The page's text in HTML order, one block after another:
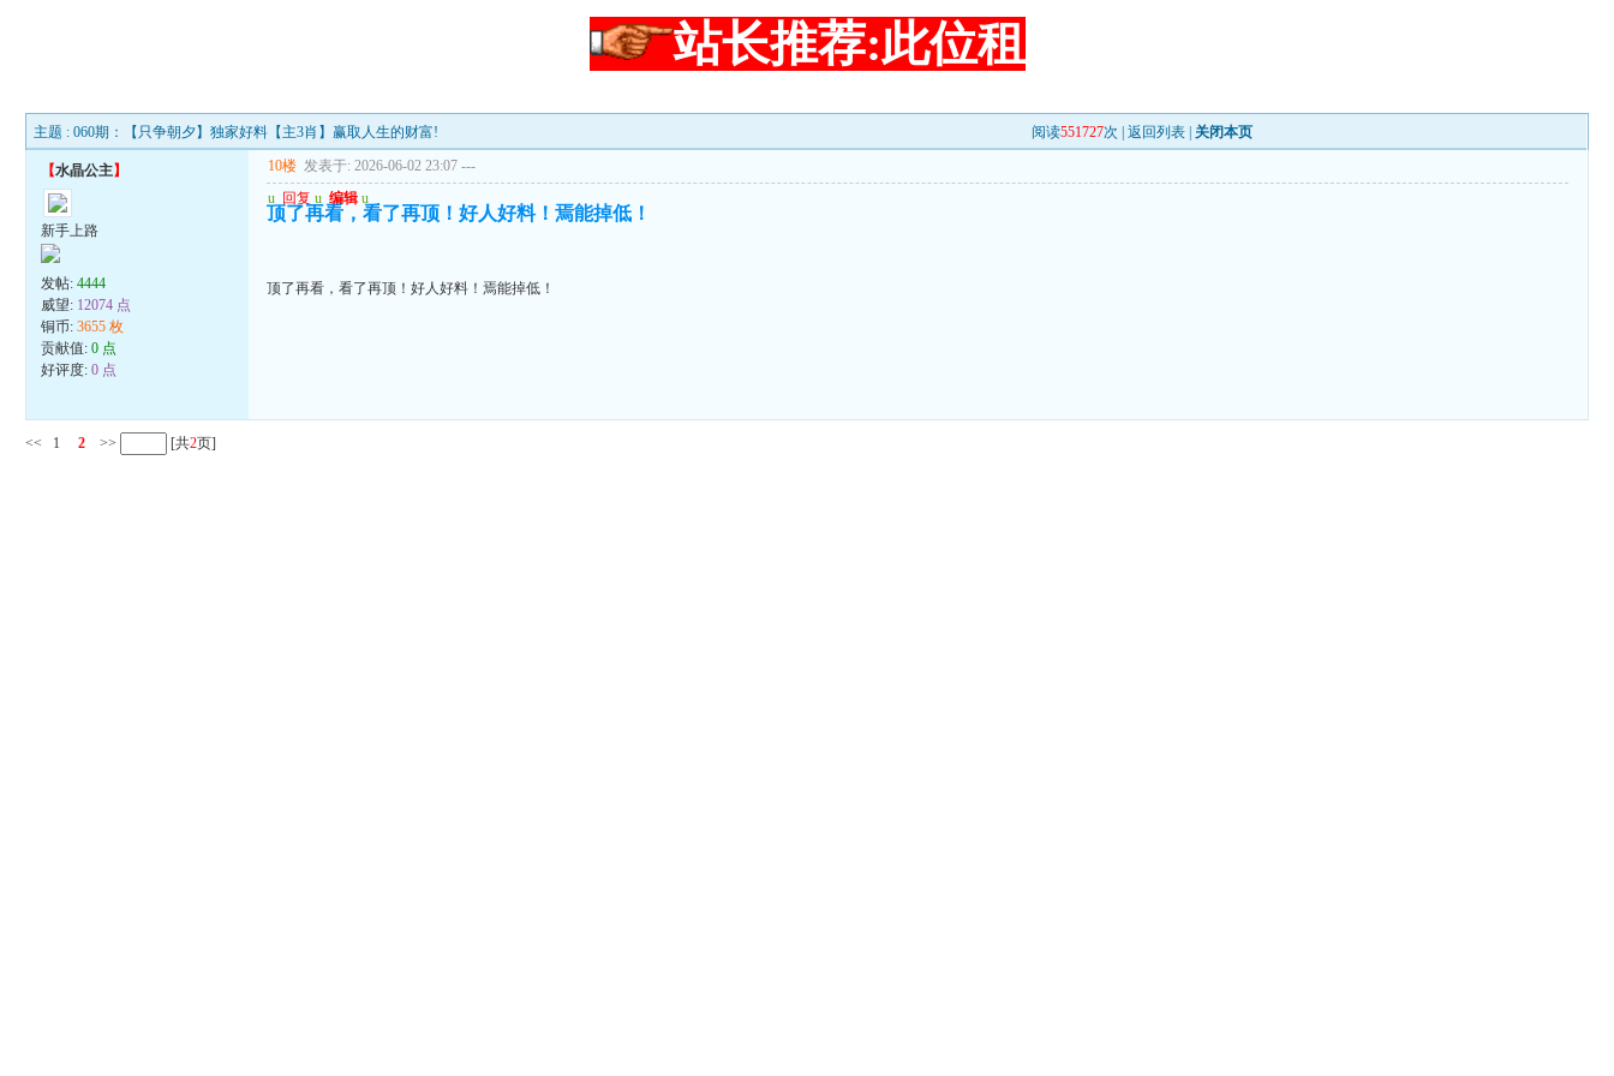
站长推荐:此位租
主题 : 060期：【只争朝夕】独家好料【主3肖】赢取人生的财富! 阅读551727次 |返回列表 关闭本页
【水晶公主】
新手上路
发帖:4444
威望: 12074 点
铜币:3655 枚
贡献值:0 点
好评度:0 点
10楼 发表于: 2026-06-02 23:07 ---
u 回复 u 编辑 u
顶了再看，看了再顶！好人好料！焉能掉低！
顶了再看，看了再顶！好人好料！焉能掉低！
<< 1 2 >> [共2页]